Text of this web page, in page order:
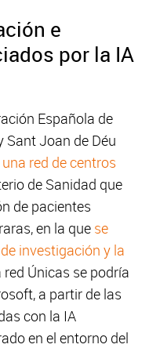
e
por la IA
Española de
Sant Joan de Déu
red de centros
de Sanidad que
de pacientes
en la que se
investigación y la
red Únicas se podría
a partir de las
con la IA
en el entorno del